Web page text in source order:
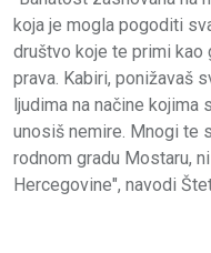
koja je mogla pogoditi
društvo koje te primi kao
prava. Kabiri, ponižavaš
ljudima na načine kojima
unosiš nemire. Mnogi te
rodnom gradu Mostaru,
Hercegovine", navodi